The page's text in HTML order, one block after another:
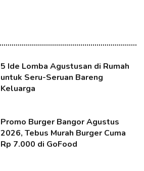
5 Ide Lomba Agustusan di Rumah
untuk Seru-Seruan Bareng
Keluarga
Promo Burger Bangor Agustus
2026, Tebus Murah Burger Cuma
Rp 7.000 di GoFood